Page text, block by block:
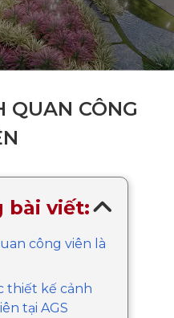
QUAN CÔNG
bài viết:
công viên là
thiết kế cảnh
tại AGS